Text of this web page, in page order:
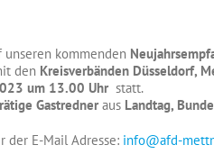
unseren kommenden
den Kreisverbänden Düsseldorf,
um 13.00 Uhr statt.
Gastredner aus Landtag,
der E-Mail Adresse: info@afd-